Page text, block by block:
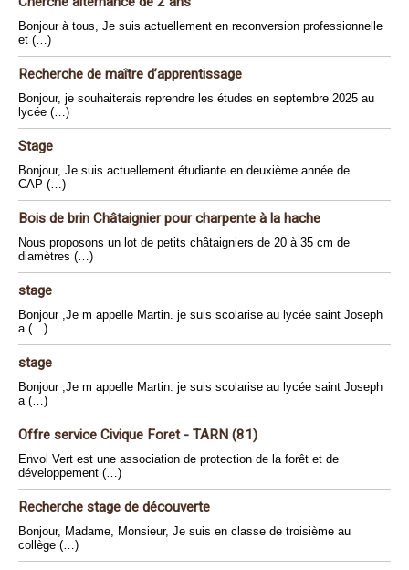
Bonjour à tous, Je suis actuellement en reconversion professionnelle
et (…)
Recherche de maître d’apprentissage
Bonjour, je souhaiterais reprendre les études en septembre 2025 au
lycée (…)
Stage
Bonjour, Je suis actuellement étudiante en deuxième année de
CAP (…)
Bois de brin Châtaignier pour charpente à la hache
Nous proposons un lot de petits châtaigniers de 20 à 35 cm de
diamètres (…)
stage
Bonjour ,Je m appelle Martin. je suis scolarise au lycée saint Joseph
a (…)
stage
Bonjour ,Je m appelle Martin. je suis scolarise au lycée saint Joseph
a (…)
Offre service Civique Foret - TARN (81)
Envol Vert est une association de protection de la forêt et de
développement (…)
Recherche stage de découverte
Bonjour, Madame, Monsieur, Je suis en classe de troisième au
collège (…)